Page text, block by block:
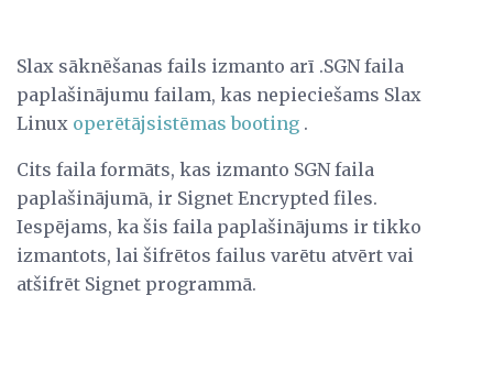
Slax sāknēšanas fails izmanto arī .SGN faila
paplašinājumu failam, kas nepieciešams Slax
Linux operētājsistēmas booting .
Cits faila formāts, kas izmanto SGN faila
paplašinājumā, ir Signet Encrypted files.
Iespējams, ka šis faila paplašinājums ir tikko
izmantots, lai šifrētos failus varētu atvērt vai
atšifrēt Signet programmā.